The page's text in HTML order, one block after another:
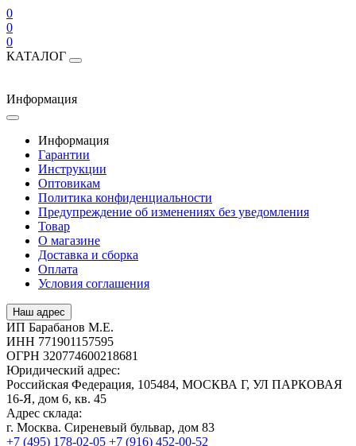
0
0
0
КАТАЛОГ
Информация
Информация
Гарантии
Инструкции
Оптовикам
Политика конфиденциальности
Предупреждение об изменениях без уведомления
Товар
О магазине
Доставка и сборка
Оплата
Условия соглашения
Наш адрес
ИП Барабанов М.Е.
ИНН 771901157595
ОГРН 320774600218681
Юридический адрес:
Российская Федерация, 105484, МОСКВА Г, УЛ ПАРКОВАЯ
16-Я, дом 6, кв. 45
Адрес склада:
г. Москва. Сиреневый бульвар, дом 83
+7 (495) 178-02-05 +7 (916) 452-00-52